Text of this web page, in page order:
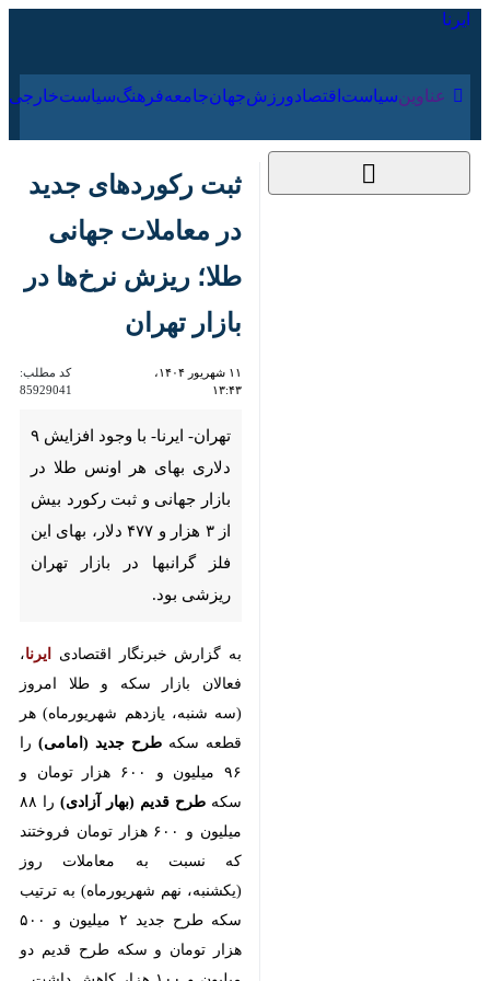
عناوین‌ سیاست ورزش جهان جامعه فرهنگ
ثبت رکوردهای جدید
در معاملات جهانی
طلا؛ ریزش نرخ‌ها در
بازار تهران
۱۳:۴۳
دلاری بهای هر اونس طلا در بازار
هزار و ۴۷۷ دلار، بهای این فلز
گرانبها در بازار تهران ریزشی
به گزارش خبرنگار اقتصادی ایرنا
فعالان بازار سکه و طلا امروز (سه
شنبه، یازدهم شهریورماه) هر قطعه
سکه
طرح جدید (امامی)
را ۹۶
میلیون و ۶۰۰ هزار تومان و سکه
طرح قدیم (بهار آزادی)
را ۸۸ میلیون
و ۶۰۰ هزار تومان فروختند که نسبت
به معاملات روز (یکشنبه، نهم
شهریورماه) به ترتیب سکه طرح
جدید ۲ میلیون و ۵۰۰ هزار تومان و
هزار کاهش داشت.